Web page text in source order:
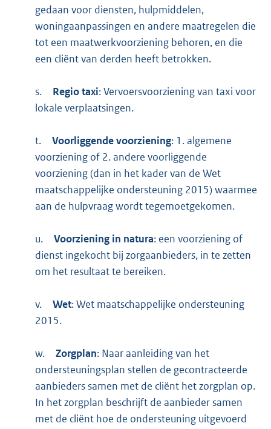
gedaan voor diensten, hulpmiddelen,
woningaanpassingen en andere maatregelen die
tot een maatwerkvoorziening behoren, en die
een cliënt van derden heeft betrokken.
s. Regio taxi: Vervoersvoorziening van taxi voor
lokale verplaatsingen.
t. Voorliggende voorziening: 1. algemene
voorziening of 2. andere voorliggende
voorziening (dan in het kader van de Wet
maatschappelijke ondersteuning 2015) waarmee
aan de hulpvraag wordt tegemoetgekomen.
u. Voorziening in natura: een voorziening of
dienst ingekocht bij zorgaanbieders, in te zetten
om het resultaat te bereiken.
v. Wet: Wet maatschappelijke ondersteuning
2015.
w. Zorgplan: Naar aanleiding van het
ondersteuningsplan stellen de gecontracteerde
aanbieders samen met de cliënt het zorgplan op.
In het zorgplan beschrijft de aanbieder samen
met de cliënt hoe de ondersteuning uitgevoerd